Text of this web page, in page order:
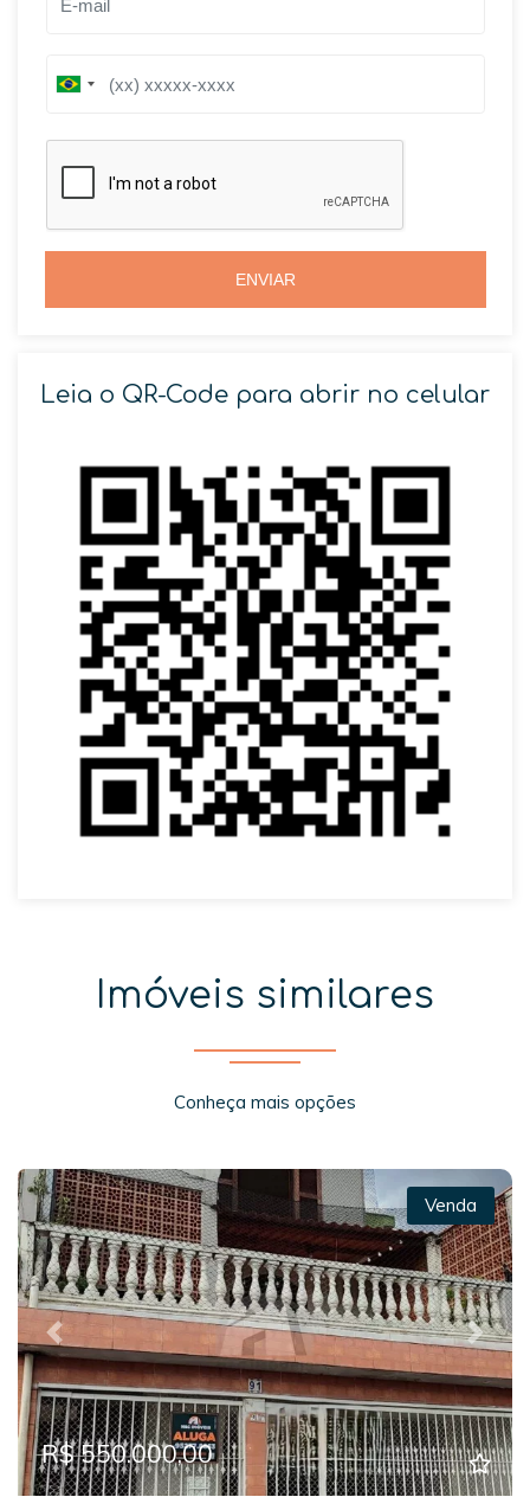
B
i
l
ENVIAR
Leia o QR-Code para abrir no celular
Imóveis similares
Conheça mais opções
Previous Next
Venda
R$ 550.000,00